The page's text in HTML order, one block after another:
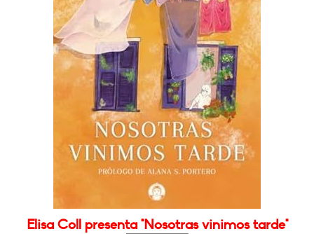
Elisa Coll presenta "Nosotras vinimos tarde"